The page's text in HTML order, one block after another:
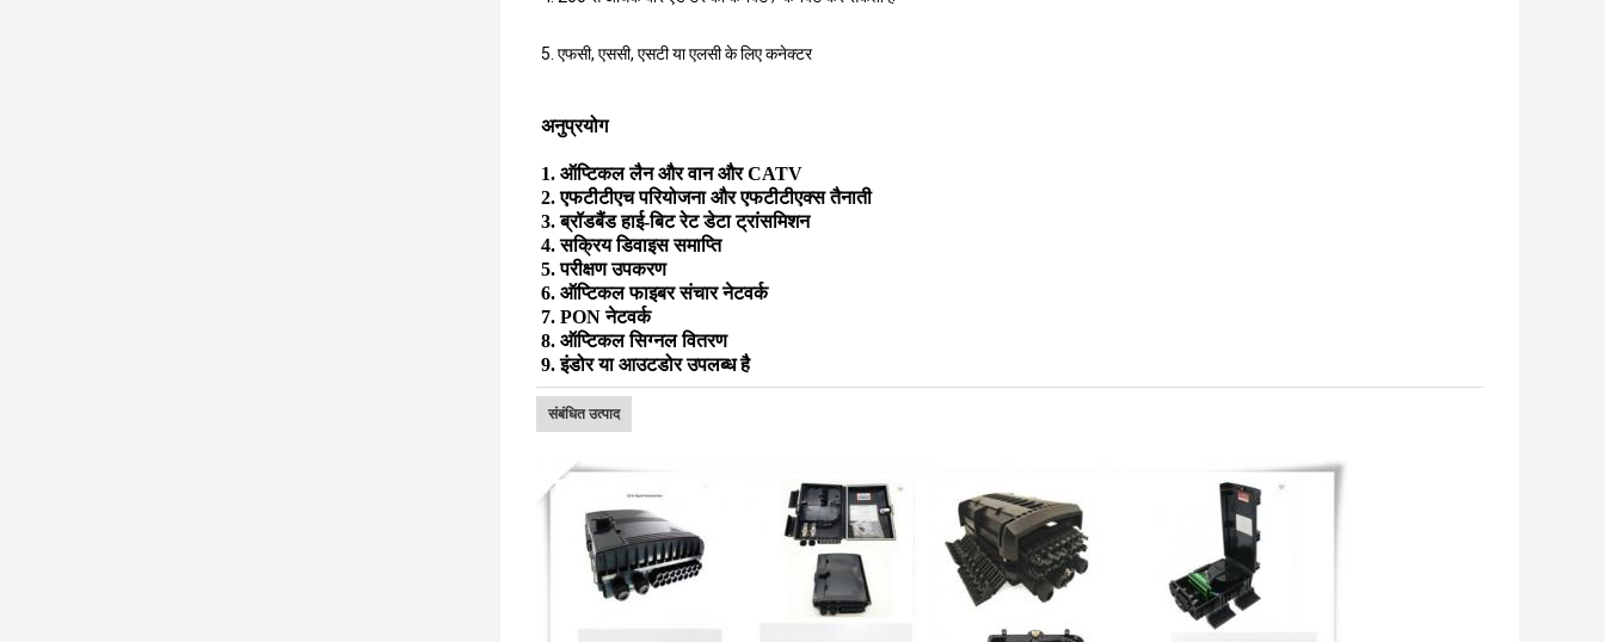
5. एफसी, एससी, एसटी या एलसी के लिए कनेक्टर
अनुप्रयोग
1. ऑप्टिकल लैन और वान और CATV
2. एफटीटीएच परियोजना और एफटीटीएक्स तैनाती
3. ब्रॉडबैंड हाई-बिट रेट डेटा ट्रांसमिशन
4. सक्रिय डिवाइस समाप्ति
5. परीक्षण उपकरण
6. ऑप्टिकल फाइबर संचार नेटवर्क
7. PON नेटवर्क
8. ऑप्टिकल सिग्नल वितरण
9. इंडोर या आउटडोर उपलब्ध है
संबंधित उत्पाद